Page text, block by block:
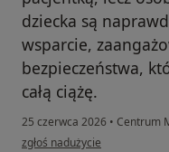
dziecka są
wsparcie,
bezpieczeństwa,
całą ciążę.
25 czerwca 2026 • Centrum
w opinii użytkownika Natalia
zgłoś nadużycie